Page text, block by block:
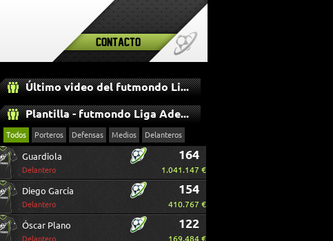
Contacto
Último video del futmondo Liga Adelante
Plantilla - futmondo Liga Adelante
Todos Porteros Defensas Medios Delanteros
Guardiola
Delantero
164
1.041.147 €
Diego García
Delantero
154
410.767 €
Óscar Plano
Delantero
122
169.484 €